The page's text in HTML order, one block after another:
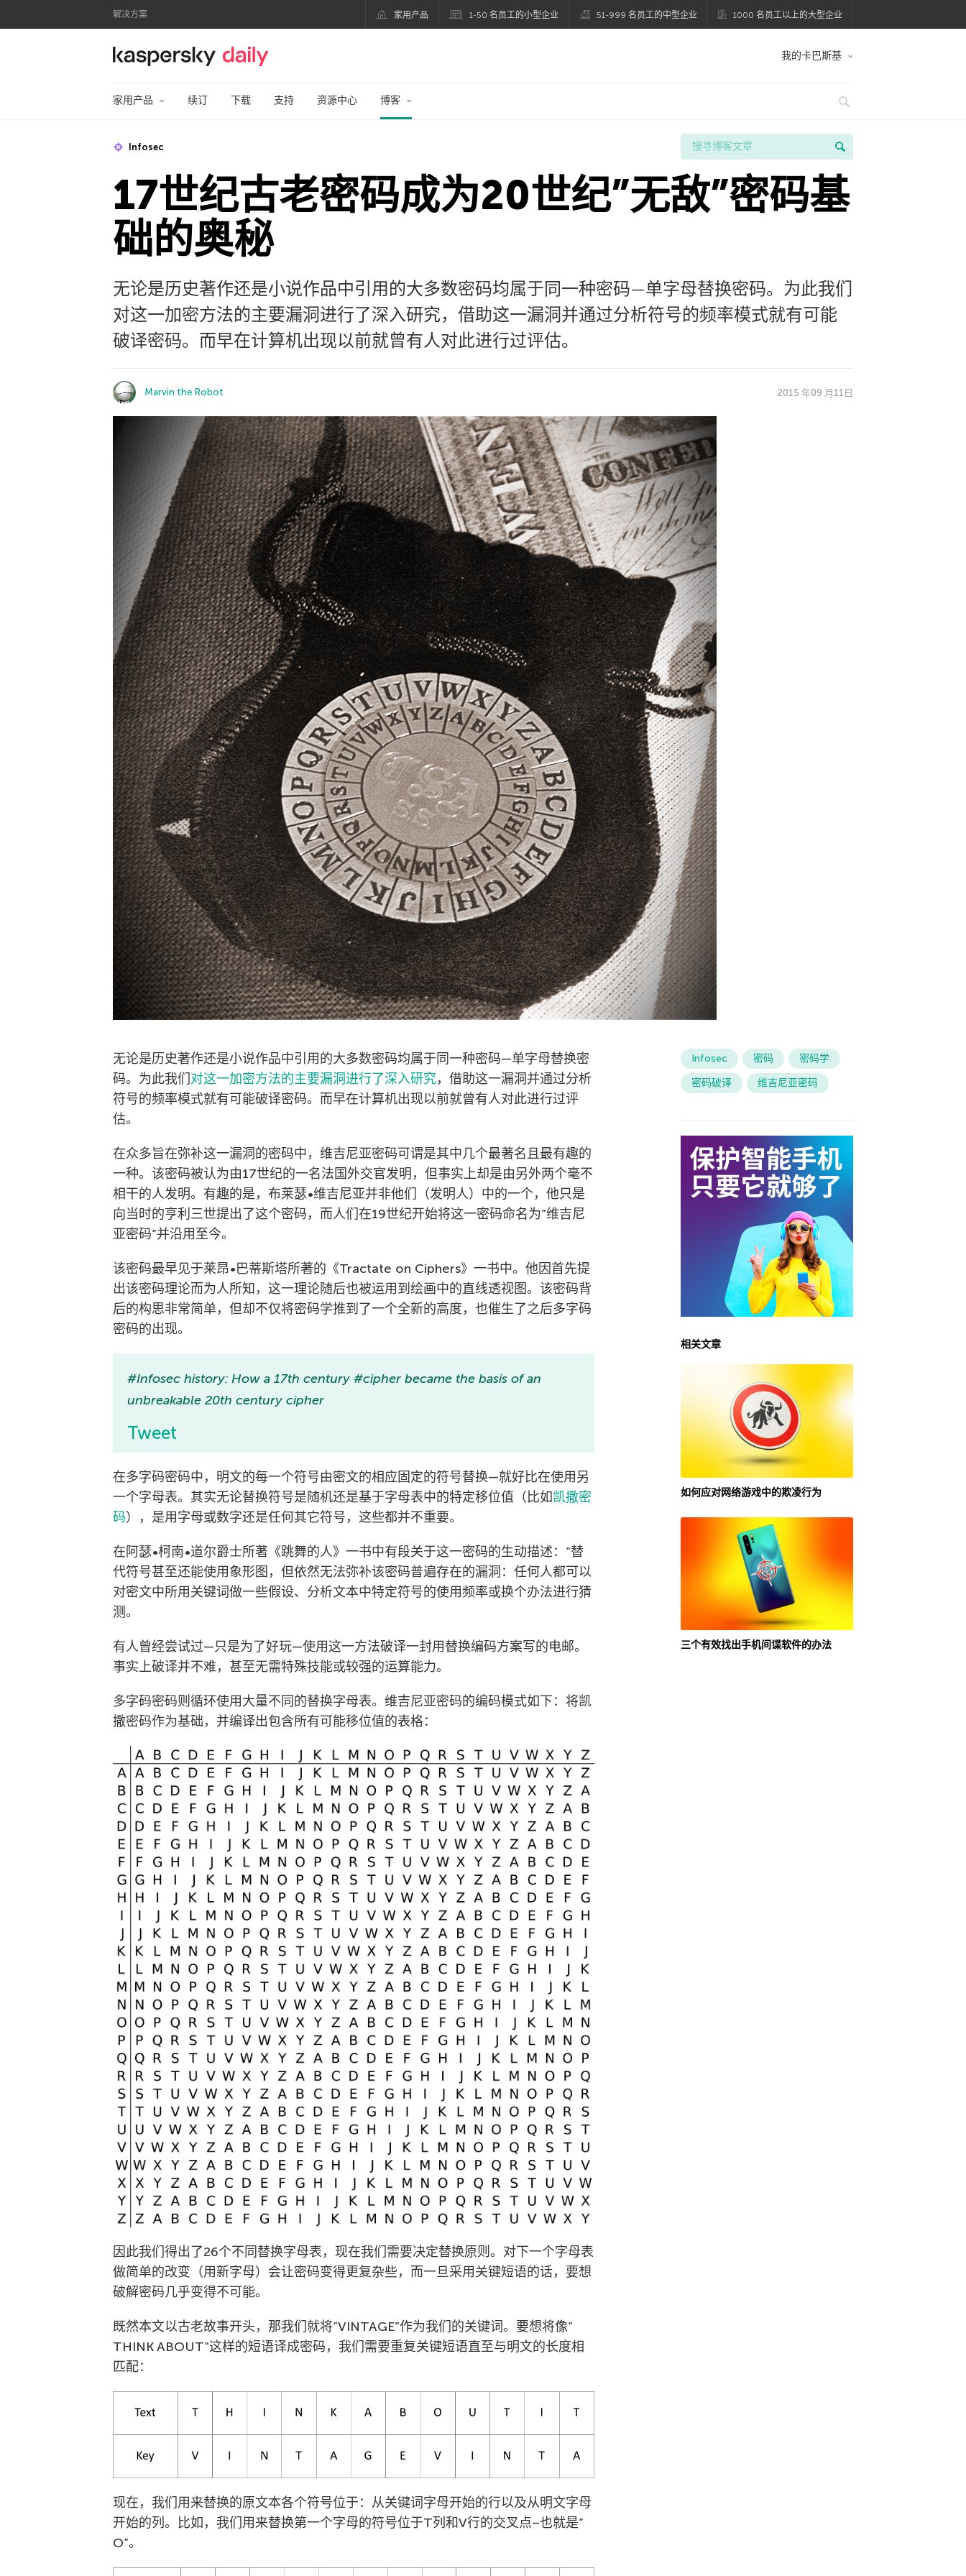
解决方案 家用产品 1-50 名员工的小型企业 51-999 名员工的中型企业 1000 名员工以上的大型企业
卡巴斯基官方博客 我的卡巴斯基
家用产品 续订 下载 支持 资源中心 博客
Infosec
17世纪古老密码成为20世纪”无敌”密码基
础的奥秘
无论是历史著作还是小说作品中引用的大多数密码均属于同一种密码—单字母替换密码。为此我们
对这一加密方法的主要漏洞进行了深入研究，借助这一漏洞并通过分析符号的频率模式就有可能
破译密码。而早在计算机出现以前就曾有人对此进行过评估。
Marvin the Robot 2015 年09 月11日
无论是历史著作还是小说作品中引用的大多数密码均属于同一种密码—单字母替换密
码。为此我们对这一加密方法的主要漏洞进行了深入研究，借助这一漏洞并通过分析
符号的频率模式就有可能破译密码。而早在计算机出现以前就曾有人对此进行过评
估。
在众多旨在弥补这一漏洞的密码中，维吉尼亚密码可谓是其中几个最著名且最有趣的
一种。该密码被认为由17世纪的一名法国外交官发明，但事实上却是由另外两个毫不
相干的人发明。有趣的是，布莱瑟•维吉尼亚并非他们（发明人）中的一个，他只是
向当时的亨利三世提出了这个密码，而人们在19世纪开始将这一密码命名为”维吉尼
亚密码”并沿用至今。
该密码最早见于莱昂•巴蒂斯塔所著的《Tractate on Ciphers》一书中。他因首先提
出该密码理论而为人所知，这一理论随后也被运用到绘画中的直线透视图。该密码背
后的构思非常简单，但却不仅将密码学推到了一个全新的高度，也催生了之后多字码
密码的出现。
#Infosec history: How a 17th century #cipher became the basis of an
unbreakable 20th century cipher
Tweet
在多字码密码中，明文的每一个符号由密文的相应固定的符号替换—就好比在使用另
一个字母表。其实无论替换符号是随机还是基于字母表中的特定移位值（比如凯撒密
码），是用字母或数字还是任何其它符号，这些都并不重要。
在阿瑟•柯南•道尔爵士所著《跳舞的人》一书中有段关于这一密码的生动描述：”替
代符号甚至还能使用象形图，但依然无法弥补该密码普遍存在的漏洞：任何人都可以
对密文中所用关键词做一些假设、分析文本中特定符号的使用频率或换个办法进行猜
测。
有人曾经尝试过—只是为了好玩—使用这一方法破译一封用替换编码方案写的电邮。
事实上破译并不难，甚至无需特殊技能或较强的运算能力。
多字码密码则循环使用大量不同的替换字母表。维吉尼亚密码的编码模式如下：将凯
撒密码作为基础，并编译出包含所有可能移位值的表格：
因此我们得出了26个不同替换字母表，现在我们需要决定替换原则。对下一个字母表
做简单的改变（用新字母）会让密码变得更复杂些，而一旦采用关键短语的话，要想
破解密码几乎变得不可能。
既然本文以古老故事开头，那我们就将”VINTAGE”作为我们的关键词。要想将像”
THINK ABOUT”这样的短语译成密码，我们需要重复关键短语直至与明文的长度相
匹配：
现在，我们用来替换的原文本各个符号位于：从关键词字母开始的行以及从明文字母
开始的列。比如，我们用来替换第一个字母的符号位于T列和V行的交叉点–也就是”
O”。
Infosec 密码
密码学
密码破译
维吉尼亚密码
相关文章
如何应对网络游戏中的欺凌行为
三个有效找出手机间谍软件的办法